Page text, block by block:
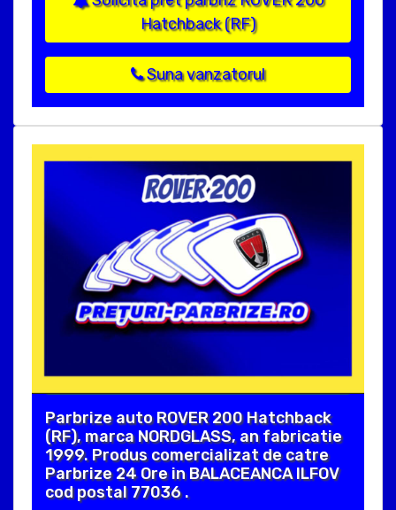
Hatchback (RF)
Suna vanzatorul
Parbrize auto ROVER 200 Hatchback
(RF), marca NORDGLASS, an fabricatie
1999. Produs comercializat de catre
Parbrize 24 Ore in BALACEANCA ILFOV
cod postal 77036 .